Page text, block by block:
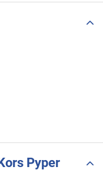
Pyper